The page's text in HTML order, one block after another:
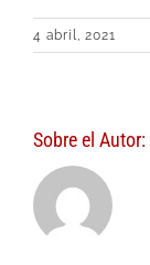
4 abril, 2021
Sobre el Autor: